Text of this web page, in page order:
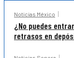
Noticias México
¿No puedes
retrasos en